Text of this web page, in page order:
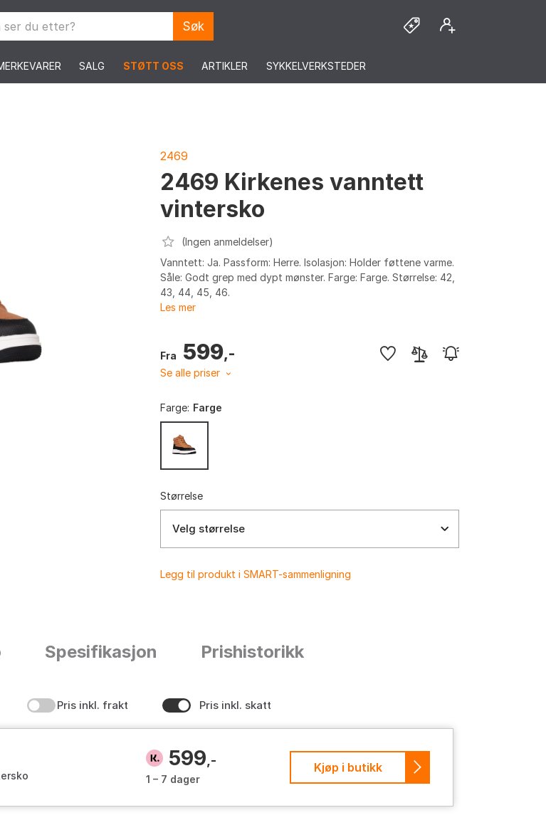
Søk
SALG STØTT OSS ARTIKLER SYKKELVERKSTEDER
2469
2469 Kirkenes vanntett
vintersko
(Ingen anmeldelser)
Vanntett: Ja. Passform: Herre. Isolasjon: Holder føttene varme.
Såle: Godt grep med dypt mønster. Farge: Farge. Størrelse: 42,
43, 44, 45, 46.
Les mer
Fra 599,-
Se alle priser
Farge: Farge
Størrelse
Velg størrelse
Legg til produkt i SMART-sammenligning
Spesifikasjon Prishistorikk
Pris inkl. frakt Pris inkl. skatt
599,-
1 – 7 dager
Kjøp i butikk